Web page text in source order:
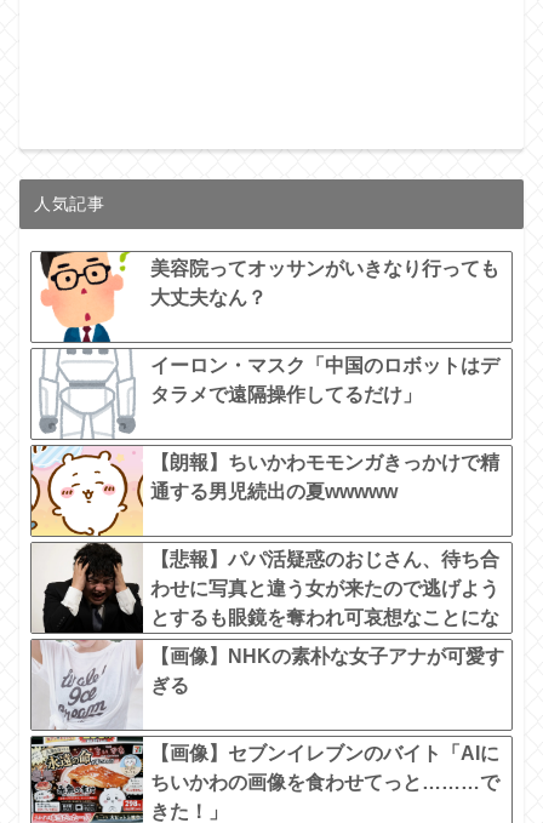
人気記事
美容院ってオッサンがいきなり行っても
大丈夫なん？
イーロン・マスク「中国のロボットはデ
タラメで遠隔操作してるだけ」
【朗報】ちいかわモモンガきっかけで精
通する男児続出の夏wwwww
【悲報】パパ活疑惑のおじさん、待ち合
わせに写真と違う女が来たので逃げよう
とするも眼鏡を奪われ可哀想なことにな
っているところを激写されてしまう…
【画像】NHKの素朴な女子アナが可愛す
ぎる
【画像】セブンイレブンのバイト「AIに
ちいかわの画像を食わせてっと………で
きた！」